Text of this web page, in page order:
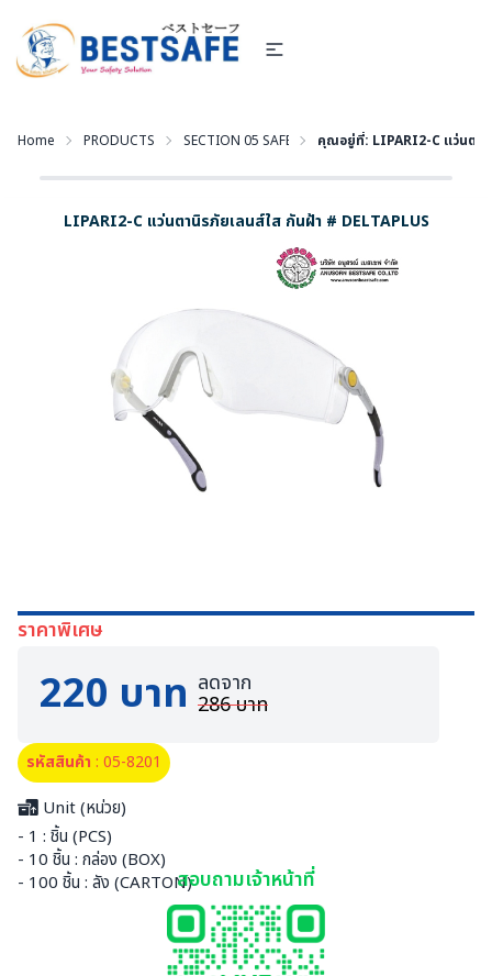
Home PRODUCTS SECTION 05 SAFETY EYEWEAR - แว่นตานิรภัย และอุป
คุณอยู่ที่: LIPARI2-C แว่นตา
LIPARI2-C แว่นตานิรภัยเลนส์ใส กันฝ้า # DELTAPLUS
ราคาพิเศษ
220 บาท ลดจาก
286 บาท
รหัสสินค้า : 05-8201
Unit (หน่วย)
- 1 : ชิ้น (PCS)
- 10 ชิ้น : กล่อง (BOX)
- 100 ชิ้น : ลัง (CARTON)สอบถามเจ้าหน้าที่